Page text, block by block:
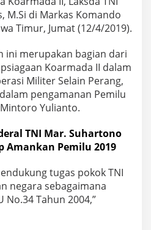
M.Si di Markas Komando
Timur, Jumat (12/4/2019).
ini merupakan bagian dari
Koarmada II dalam
Militer Selain Perang,
pengamanan Pemilu
Mintoro Yulianto.
TNI Mar. Suhartono
Amankan Pemilu 2019
tugas pokok TNI
negara sebagaimana
Tahun 2004,”